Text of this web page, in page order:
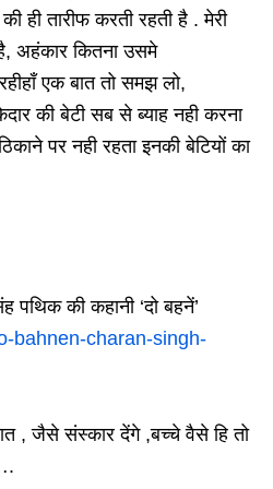
तारीफ करती रहती है . मेरी
अहंकार कितना उसमे
एक बात तो समझ लो,
की बेटी सब से ब्याह नही करना
पर नही रहता इनकी बेटियों का
पथिक की कहानी ‘दो बहनें’
bahnen-charan-singh-
, जैसे संस्कार देंगे ,बच्चे वैसे हि तो